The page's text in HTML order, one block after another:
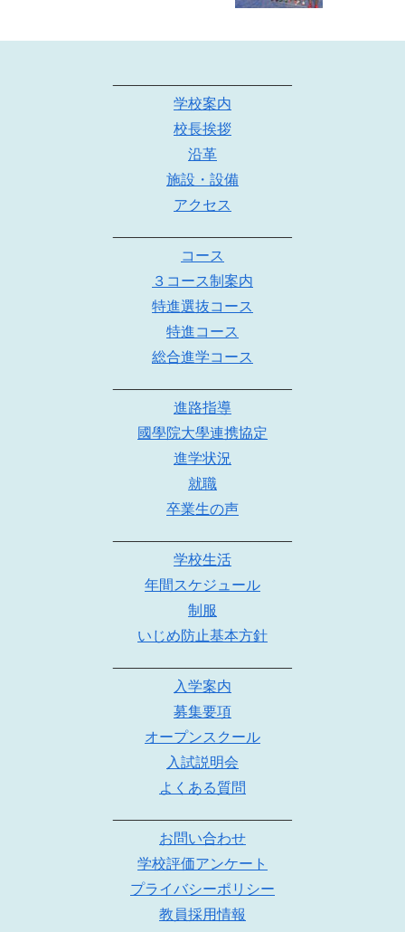
学校案内
校長挨拶
沿革
施設・設備
アクセス
コース
３コース制案内
特進選抜コース
特進コース
総合進学コース
進路指導
國學院大學連携協定
進学状況
就職
卒業生の声
学校生活
年間スケジュール
制服
いじめ防止基本方針
入学案内
募集要項
オープンスクール
入試説明会
よくある質問
お問い合わせ
学校評価アンケート
プライバシーポリシー
教員採用情報